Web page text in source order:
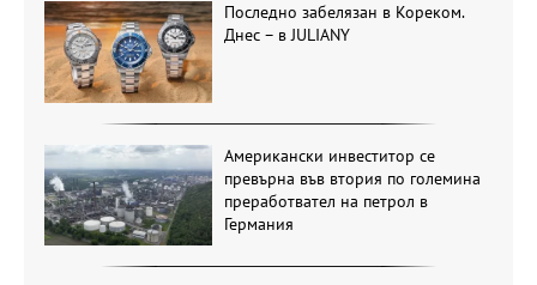
Последно забелязан в Кореком.
Днес – в JULIANY
Американски инвеститор се
превърна във втория по големина
преработвател на петрол в
Германия